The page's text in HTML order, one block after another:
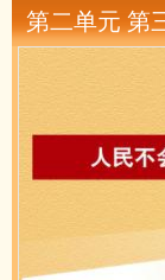
第二单元 第